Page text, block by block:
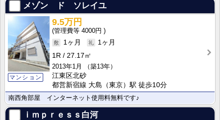
メゾン ド ソレイユ
マンション
9.5万円
4000円
1ヶ月
1ヶ月
1R
27.17㎡
2013年1月
（築13年）
江東区北砂
都営新宿線 大島（東京）駅 徒歩10分
南西角部屋 インターネット使用料無料です♪
ｉｍｐｒｅｓｓ白河